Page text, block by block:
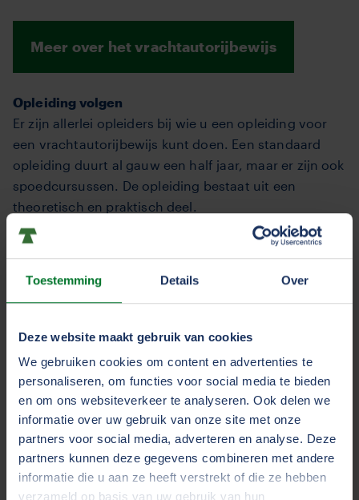
Toestemming Details Over
Deze website maakt gebruik van cookies
We gebruiken cookies om content en advertenties te
personaliseren, om functies voor social media te bieden
en om ons websiteverkeer te analyseren. Ook delen we
informatie over uw gebruik van onze site met onze
partners voor social media, adverteren en analyse. Deze
partners kunnen deze gegevens combineren met andere
informatie die u aan ze heeft verstrekt of die ze hebben
verzameld op basis van uw gebruik van hun
Meer over het vrachtautorijbewijs
Opleiding volgen
Er zijn allerlei opleiders bij wie u een opleiding voor
een vrachtautorijbewijs kunt doen. Een standaard
opleiding duurt al gauw een half jaar, maar er zijn ook
spoedcursussen. De opleiding bestaat uit een
theoretisch en praktisch deel.
Locatiezoeker rijscholen
Code 95
Daarnaast moet u ook aanvullende beroepsexamens
afleggen. Daarmee laat u zien dat u het vak van
chauffeur verstaat. Welke examens u precies moet
doen, hangt af van soort en gewicht van de lading
die u gaat vervoeren en of u met een aanhanger rijdt.
Diploma’s voor beroepsvervoer worden aangeduid